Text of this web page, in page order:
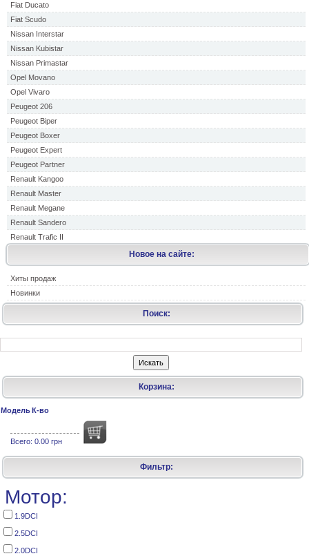
Fiat Ducato
Fiat Scudo
Nissan Interstar
Nissan Kubistar
Nissan Primastar
Opel Movano
Opel Vivaro
Peugeot 206
Peugeot Biper
Peugeot Boxer
Peugeot Expert
Peugeot Partner
Renault Kangoo
Renault Master
Renault Megane
Renault Sandero
Renault Trafic II
Новое на сайте:
Хиты продаж
Новинки
Поиск:
Корзина:
Модель К-во
Всего: 0.00 грн
Фильтр:
Мотор:
1.9DCI
2.5DCI
2.0DCI